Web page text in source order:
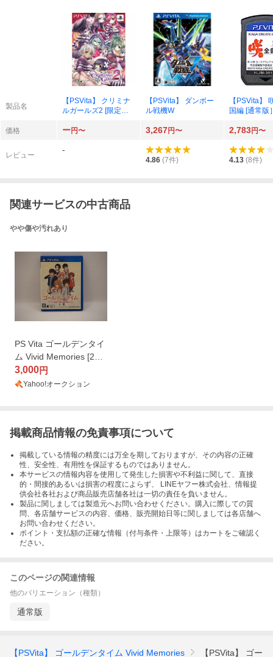
製品名
【PSVita】 クリミナ
ルガールズ2 [限定
【PSVita】 ダンボー
ル戦機W
【PSVita】
国編 [通常版
価格 ー円〜 3,267円〜 2,783円〜
レビュー
-
4.86 (7件) 4.13 (8件)
関連サービスの中古商品
やや傷や汚れあり
PS Vita ゴールデンタイ
ム Vivid Memories [25Y
0321]
3,000円
Yahoo!オークション
掲載商品情報の免責事項について
掲載している情報の精度には万全を期しておりますが、その内容の正確
性、安全性、有用性を保証するものではありません。
本サービスの情報内容を使用して発生した損害や不利益に関して、直接
的・間接的あるいは損害の程度によらず、 LINEヤフー株式会社、情報提
供会社各社および商品販売店舗各社は一切の責任を負いません。
製品に関しましては製造元へお問い合わせください。購入に際しての質
問、各店舗サービスの内容、価格、販売開始日等に関しましては各店舗へ
お問い合わせください。
ポイント・支払額の正確な情報（付与条件・上限等）はカートをご確認く
ださい。
このページの関連情報
他のバリエーション（種類）
通常版
【PSVita】 ゴールデンタイム Vivid Memories 【PSVita】 ゴー